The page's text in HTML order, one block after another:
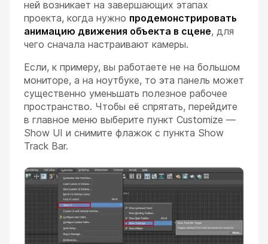
ней возникает на завершающих этапах
проекта, когда нужно продемонстрировать
анимацию движения объекта в сцене, для
чего сначала настраивают камеры.
Если, к примеру, вы работаете не на большом
мониторе, а на ноутбуке, то эта панель может
существенно уменьшать полезное рабочее
пространство. Чтобы её спрятать, перейдите
в главное меню выберите пункт Customize —
Show UI и снимите флажок с пункта Show
Track Bar.